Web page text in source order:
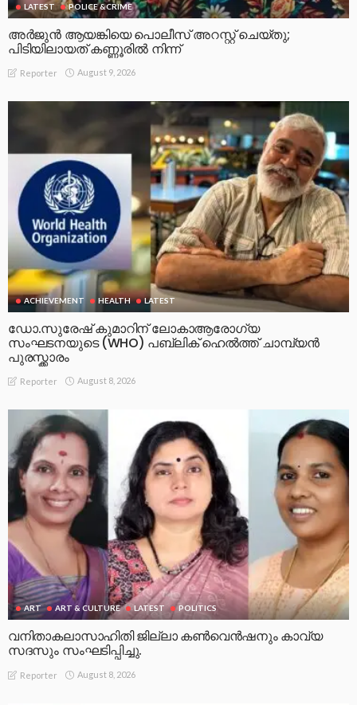
LATEST POLICE &CRIME
അർജുൻ ആയങ്കിയെ പൊലീസ് അറസ്റ്റ് ചെയ്‌തു;
പിടിയിലായത് കണ്ണൂരിൽ നിന്ന്
Reporter August 9, 2026
ACHIEVEMENT HEALTH LATEST
ഡോ.സുരേഷ് കുമാറിന് ലോകാആരോഗ്യ
സംഘടനയുടെ (WHO) പബ്ലിക് ഹെൽത്ത് ചാമ്പ്യൻ
പുരസ്ക്കാരം
Reporter August 8, 2026
ART ART & CULTURE LATEST POLITICS
വനിതാകലാസാഹിതി ജില്ലാ കൺവെൻഷനും കാവ്യ
സദസും സംഘടിപ്പിച്ചു.
Reporter August 8, 2026